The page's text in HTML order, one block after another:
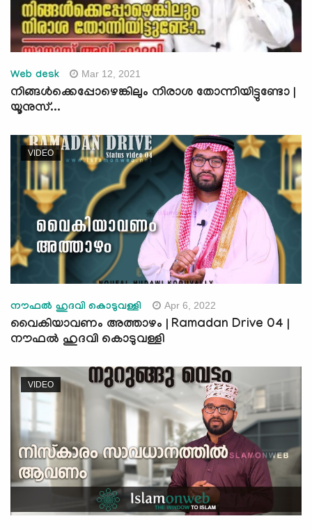
Web desk Mar 12, 2021
നിങ്ങള്‍ക്കെപ്പോഴെങ്കിലും നിരാശ തോന്നിയിട്ടുണ്ടോ |
യൂനുസ്...
VIDEO
നൗഫൽ ഹുദവി കൊടുവള്ളി Apr 6, 2022
വൈകിയാവണം അത്താഴം | Ramadan Drive 04 |
നൗഫൽ ഹുദവി കൊടുവള്ളി
VIDEO